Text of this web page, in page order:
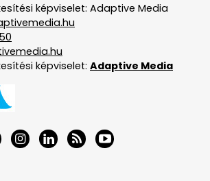
képviselet: Adaptive Media
képviselet: Adaptive Media